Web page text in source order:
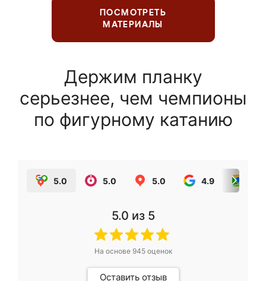
ПОСМОТРЕТЬ
МАТЕРИАЛЫ
Держим планку
серьезнее, чем чемпионы
по фигурному катанию
5.0 5.0 5.0 4.9
5.0 из 5
На основе 945оценок
Оставить отзыв